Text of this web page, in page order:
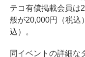
テコ有償掲載会員は
般が20,000円（税込
込）。
同イベントの詳細な